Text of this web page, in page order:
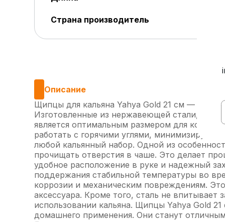
Страна производитель
Описание
Щипцы для кальяна Yahya Gold 21 см — это
Изготовленные из нержавеющей стали, они
является оптимальным размером для
работать с горячими углями, минимизируя
любой кальянный набор. Одной из
прочищать отверстия в чаше. Это делает
удобное расположение в руке и надежный
поддержания стабильной температуры во
коррозии и механическим повреждениям.
аксессуара. Кроме того, сталь не
использовании кальяна. Щипцы Yahya Gold
домашнего применения. Они станут